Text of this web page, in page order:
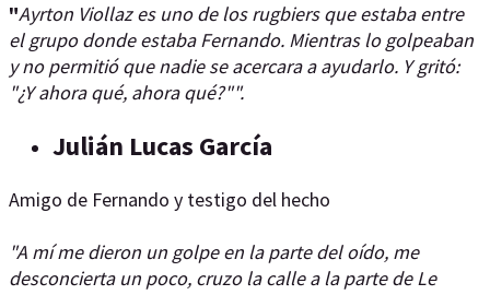
"Ayrton Viollaz es uno de los rugbiers que estaba entre
el grupo donde estaba Fernando. Mientras lo golpeaban
y no permitió que nadie se acercara a ayudarlo. Y gritó:
"¿Y ahora qué, ahora qué?"".
Julián Lucas García
Amigo de Fernando y testigo del hecho
"A mí me dieron un golpe en la parte del oído, me
desconcierta un poco, cruzo la calle a la parte de Le